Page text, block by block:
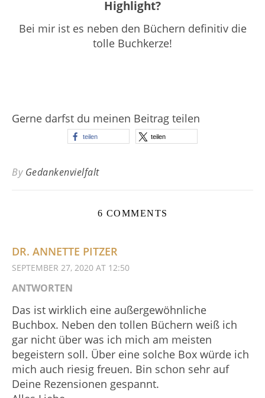
Highlight?
Bei mir ist es neben den Büchern definitiv die
tolle Buchkerze!
Gerne darfst du meinen Beitrag teilen
teilen teilen
By Gedankenvielfalt
6 COMMENTS
DR. ANNETTE PITZER
SEPTEMBER 27, 2020 AT 12:50
ANTWORTEN
Das ist wirklich eine außergewöhnliche
Buchbox. Neben den tollen Büchern weiß ich
gar nicht über was ich mich am meisten
begeistern soll. Über eine solche Box würde ich
mich auch riesig freuen. Bin schon sehr auf
Deine Rezensionen gespannt.